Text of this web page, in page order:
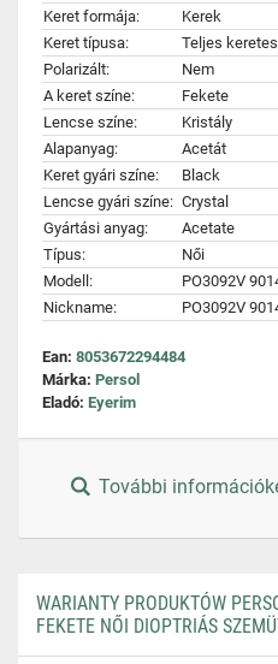
Keret formája:
Kerek
Keret típusa:
Teljes keretes
Polarizált:
Nem
A keret színe:
Fekete
Lencse színe:
Kristály
Alapanyag:
Acetát
Keret gyári színe:
Black
Lencse gyári színe: Crystal
Gyártási anyag:
Acetate
Típus:
Női
Modell:
PO3092V
Nickname:
PO3092V
Ean: 8053672294484
Márka: Persol
Eladó: Eyerim
További
WARIANTY PRODUKTÓW
FEKETE NŐI DIOPTRIÁS